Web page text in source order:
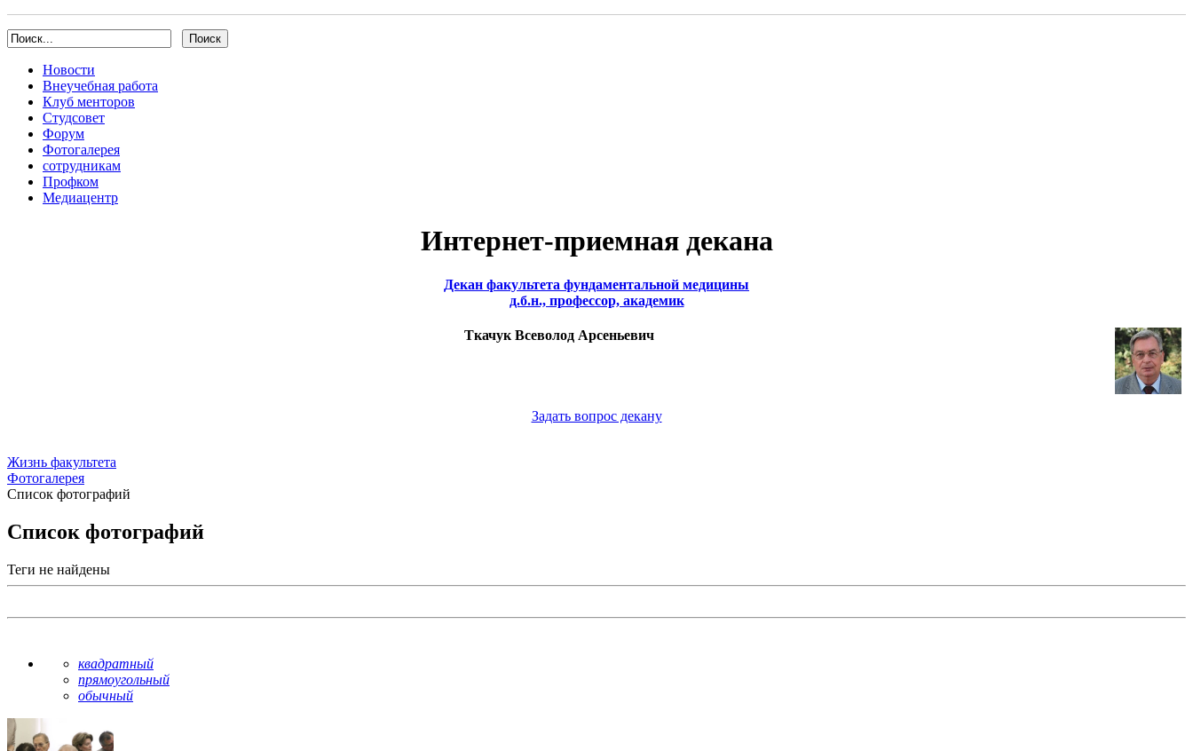
Новости
Внеучебная работа
Клуб менторов
Студсовет
Форум
Фотогалерея
сотрудникам
Профком
Медиацентр
Интернет-приемная декана
Декан факультета фундаментальной медицины
д.б.н., профессор, академик
Ткачук Всеволод Арсеньевич
Задать вопрос декану
Жизнь факультета
Фотогалерея
Список фотографий
Список фотографий
Теги не найдены
квадратный
прямоугольный
обычный